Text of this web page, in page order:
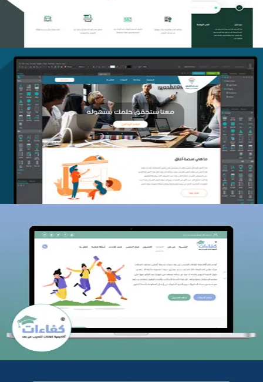
منصة أفق للتدريب
التفاصيل
كفاءات للتدريب
التفاصيل